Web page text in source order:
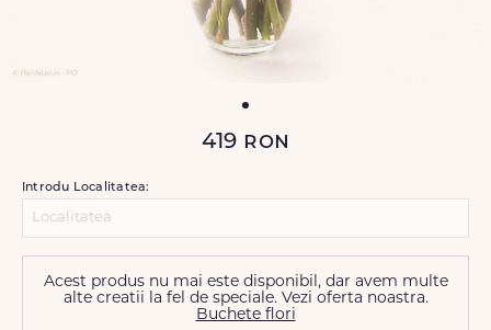
419 ron
Introdu Localitatea:
Acest produs nu mai este disponibil, dar avem multe
alte creatii la fel de speciale. Vezi oferta noastra.
Buchete flori